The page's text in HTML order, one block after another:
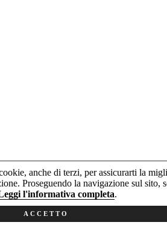
anche di terzi, per assicurarti la
Proseguendo la navigazione sul sito,
l'informativa completa.
ACCETTO